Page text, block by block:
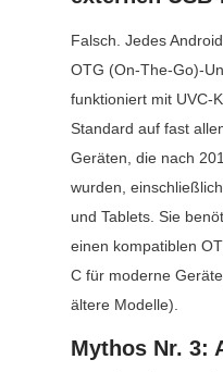
Falsch. Jedes
OTG (On-The-Go)-
funktioniert mit UVC-
Standard auf fast
Geräten, die nach
wurden,
und Tablets. Sie
einen kompatiblen
C für moderne
ältere Modelle).
Mythos Nr. 3: